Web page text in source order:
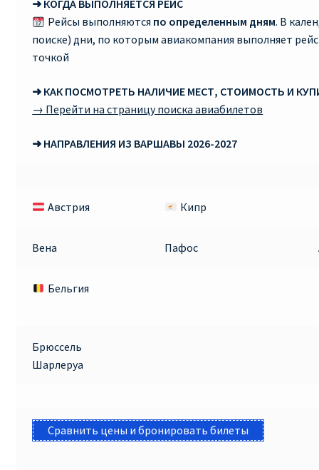
Регистрация ребенка на рейс RYANAIR
Рим
Райнэйр на русском
➜ КОГДА ВЫПОЛНЯЕТСЯ РЕЙС
Рейсы выполняются по определенным дням. В
поиске) дни, по которым авиакомпания выполняет
точкой
➜ КАК ПОСМОТРЕТЬ НАЛИЧИЕ МЕСТ, СТОИМОСТЬ И
→ Перейти на страницу поиска авиабилетов
➜ НАПРАВЛЕНИЯ ИЗ ВАРШАВЫ 2026-2027
Австрия Кипр
Вена Пафос
Бельгия
Брюссель
Шарлеруа
Сравнить цены и бронировать билеты